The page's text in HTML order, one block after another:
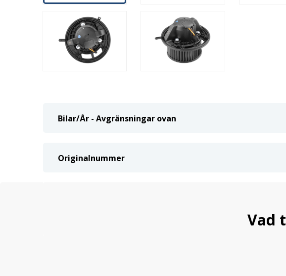
Bilar/År - Avgränsningar ovan
Originalnummer
Vad